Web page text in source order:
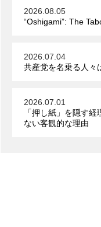
2026.08.05
“Oshigami”: The
2026.07.04
共産党を名乗る人々
2026.07.01
「押し紙」を隠す
ない客観的な理由